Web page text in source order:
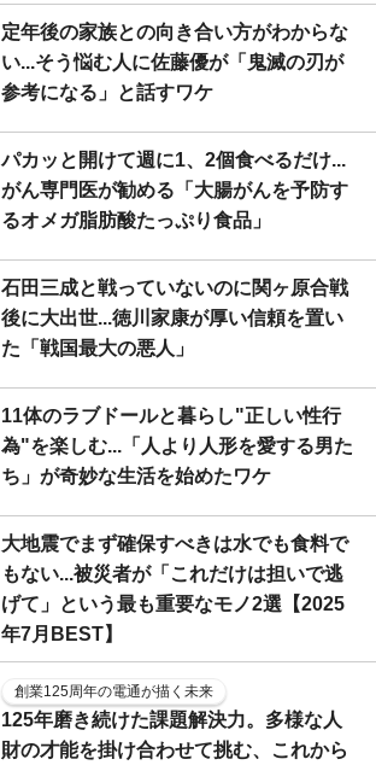
定年後の家族との向き合い方がわからな
い...そう悩む人に佐藤優が「鬼滅の刃が
参考になる」と話すワケ
パカッと開けて週に1、2個食べるだけ...
がん専門医が勧める「大腸がんを予防す
るオメガ脂肪酸たっぷり食品」
石田三成と戦っていないのに関ヶ原合戦
後に大出世...徳川家康が厚い信頼を置い
た「戦国最大の悪人」
11体のラブドールと暮らし"正しい性行
為"を楽しむ...「人より人形を愛する男た
ち」が奇妙な生活を始めたワケ
大地震でまず確保すべきは水でも食料で
もない...被災者が「これだけは担いで逃
げて」という最も重要なモノ2選【2025
年7月BEST】
創業125周年の電通が描く未来
125年磨き続けた課題解決力。多様な人
財の才能を掛け合わせて挑む、これから